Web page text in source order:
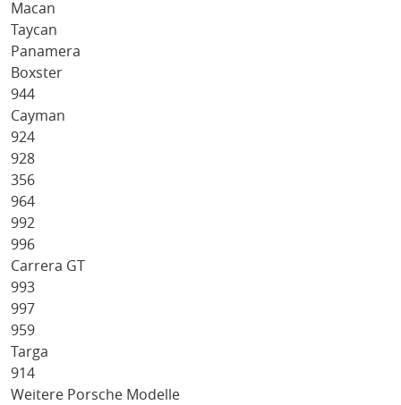
Macan
Taycan
Panamera
Boxster
944
Cayman
924
928
356
964
992
996
Carrera GT
993
997
959
Targa
914
Weitere Porsche Modelle